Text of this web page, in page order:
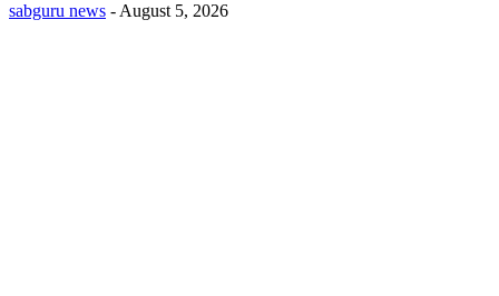
sabguru news - August 5, 2026